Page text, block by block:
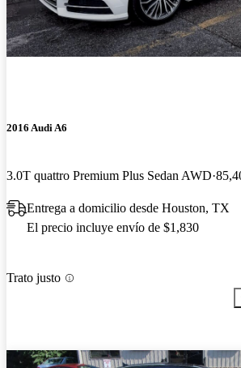
2016 Audi A6
3.0T quattro Premium Plus Sedan AWD
Entrega a domicilio desde Houston, TX
El precio incluye envío de $1,830
Trato justo